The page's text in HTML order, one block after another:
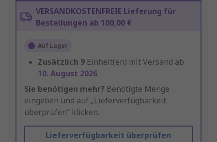
VERSANDKOSTENFREIE Lieferung für
Bestellungen ab 100,00 €
Auf Lager
Zusätzlich 9 Einheit(en) mit Versand ab
10. August 2026
Sie benötigen mehr? Benötigte Menge
eingeben und auf „Lieferverfügbarkeit
überprüfen“ klicken.
Lieferverfügbarkeit überprüfen